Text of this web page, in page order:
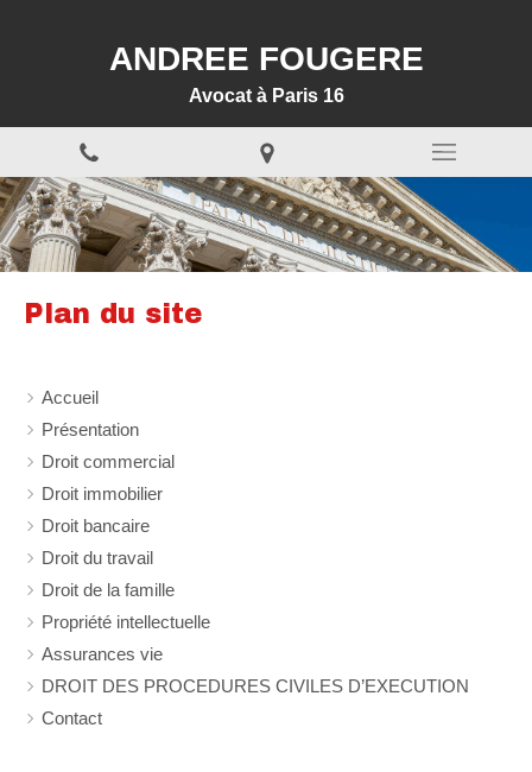
ANDREE FOUGERE
Avocat à Paris 16
Plan du site
Accueil
Présentation
Droit commercial
Droit immobilier
Droit bancaire
Droit du travail
Droit de la famille
Propriété intellectuelle
Assurances vie
DROIT DES PROCEDURES CIVILES D’EXECUTION
Contact